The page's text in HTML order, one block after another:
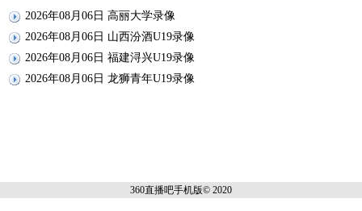
2026年08月06日 高丽大学录像
2026年08月06日 山西汾酒U19录像
2026年08月06日 福建浔兴U19录像
2026年08月06日 龙狮青年U19录像
360直播吧手机版© 2020